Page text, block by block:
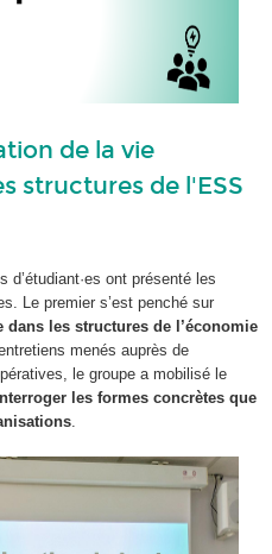
de la vie
structures de l'ESS
d’étudiant·es ont présenté les
Le premier s’est penché sur
les structures de l’économie
menés auprès de
le groupe a mobilisé le
les formes concrètes que
.